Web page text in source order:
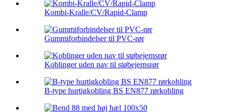
Kombi-Kralle/CV/Rapid-Clamp
Gummiforbindelser til PVC-rør
Koblinger uden nav til støbejernsrør
B-type hurtigkobling BS EN877 rørkobling